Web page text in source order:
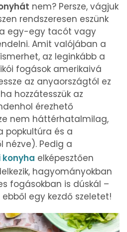
nem? Persze, vágjuk
rendszeresen eszünk
egy-egy tacót vagy
Amit valójában a
az leginkább a
fogások amerikaivá
az anyaországtól ez
hozzátesszük az
érezhető
nem háttérhatalmilag,
popkultúra és a
nézve). Pedig a
konyha elképesztően
hagyományokban
fogásokban is dúskál –
egy kezdő szeletet!